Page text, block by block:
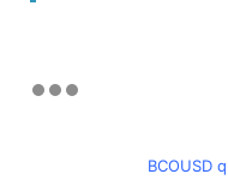
BCOUSD